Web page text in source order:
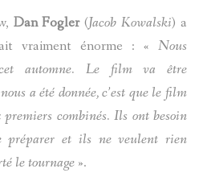
Dan Fogler(Jacob Kowalski) a
vraiment énorme : « Nous
automne. Le film va être
a été donnée, c’est que le film
combinés. Ils ont besoin
préparer et ils ne veulent rien
le tournage ».